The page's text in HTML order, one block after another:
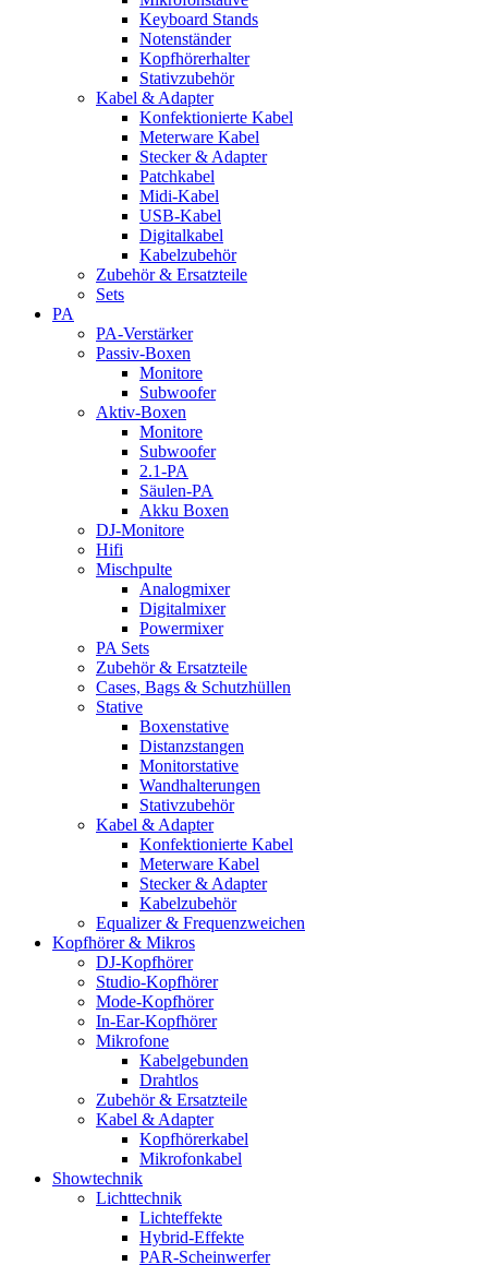
Keyboard Stands
Notenständer
Kopfhörerhalter
Stativzubehör
Kabel & Adapter
Konfektionierte Kabel
Meterware Kabel
Stecker & Adapter
Patchkabel
Midi-Kabel
USB-Kabel
Digitalkabel
Kabelzubehör
Zubehör & Ersatzteile
Sets
PA
PA-Verstärker
Passiv-Boxen
Monitore
Subwoofer
Aktiv-Boxen
Monitore
Subwoofer
2.1-PA
Säulen-PA
Akku Boxen
DJ-Monitore
Hifi
Mischpulte
Analogmixer
Digitalmixer
Powermixer
PA Sets
Zubehör & Ersatzteile
Cases, Bags & Schutzhüllen
Stative
Boxenstative
Distanzstangen
Monitorstative
Wandhalterungen
Stativzubehör
Kabel & Adapter
Konfektionierte Kabel
Meterware Kabel
Stecker & Adapter
Kabelzubehör
Equalizer & Frequenzweichen
Kopfhörer & Mikros
DJ-Kopfhörer
Studio-Kopfhörer
Mode-Kopfhörer
In-Ear-Kopfhörer
Mikrofone
Kabelgebunden
Drahtlos
Zubehör & Ersatzteile
Kabel & Adapter
Kopfhörerkabel
Mikrofonkabel
Showtechnik
Lichttechnik
Lichteffekte
Hybrid-Effekte
PAR-Scheinwerfer